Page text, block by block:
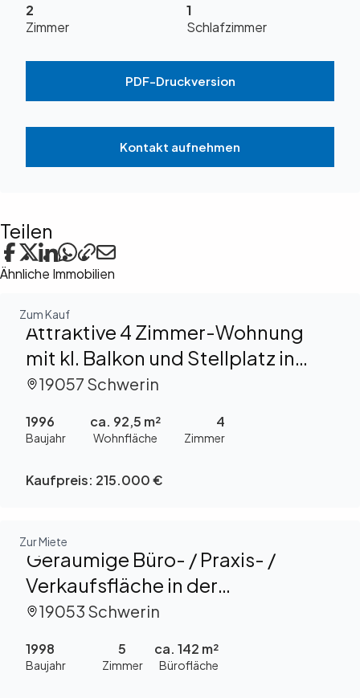
2
Zimmer
1
Schlafzimmer
PDF-Druckversion
Kontakt aufnehmen
Teilen
Ähnliche Immobilien
Zum Kauf
Attraktive 4 Zimmer-Wohnung
mit kl. Balkon und Stellplatz in
Friedrichsthal zu kaufen!
19057 Schwerin
1996
Baujahr
ca. 92,5 m²
Wohnfläche
4
Zimmer
Kaufpreis: 215.000 €
Zur Miete
Geräumige Büro- / Praxis- /
Verkaufsfläche in der
Mecklenburgstraße zu mieten!
19053 Schwerin
1998
Baujahr
5
Zimmer
ca. 142 m²
Bürofläche